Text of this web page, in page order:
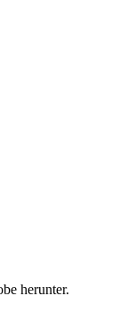
herunter.